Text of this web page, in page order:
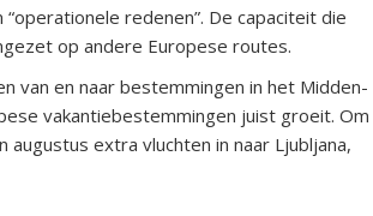
redenen”. De capaciteit die
op andere Europese routes.
van en naar bestemmingen in het Midden-
vakantiebestemmingen juist groeit. Om
extra vluchten in naar Ljubljana,